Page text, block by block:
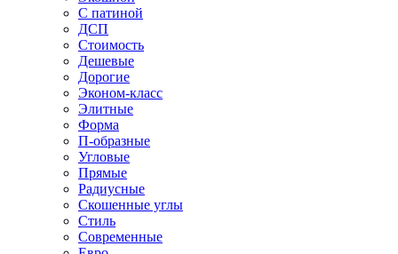
С патиной
ДСП
Стоимость
Дешевые
Дорогие
Эконом-класс
Элитные
Форма
П-образные
Угловые
Прямые
Радиусные
Скошенные углы
Стиль
Современные